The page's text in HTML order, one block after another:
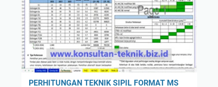
PERHITUNGAN TEKNIK SIPIL FORMAT MS